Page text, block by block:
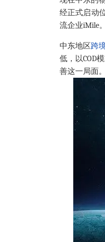
经正式启动
流企业iMile。
中东地区跨
低，以COD
善这一局面。